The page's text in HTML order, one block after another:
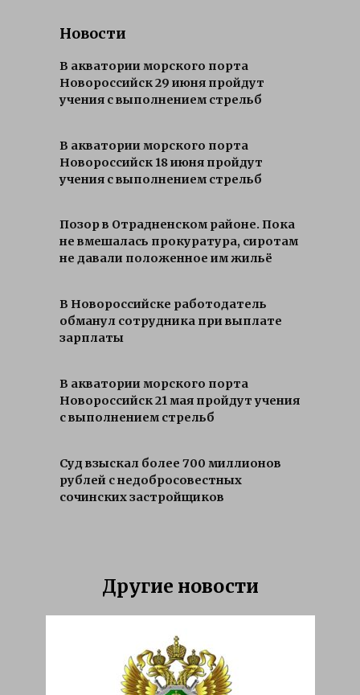
Новости
В акватории морского порта
Новороссийск 29 июня пройдут
учения с выполнением стрельб
В акватории морского порта
Новороссийск 18 июня пройдут
учения с выполнением стрельб
Позор в Отрадненском районе. Пока
не вмешалась прокуратура, сиротам
не давали положенное им жильё
В Новороссийске работодатель
обманул сотрудника при выплате
зарплаты
В акватории морского порта
Новороссийск 21 мая пройдут учения
с выполнением стрельб
Суд взыскал более 700 миллионов
рублей с недобросовестных
сочинских застройщиков
Другие новости